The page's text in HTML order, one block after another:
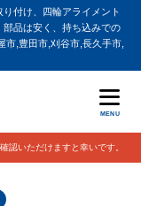
付け、四輪アライメント
品は安く、持ち込みでの
市,豊田市,刈谷市,長久手市,
MENU
認いただけますと幸いです。